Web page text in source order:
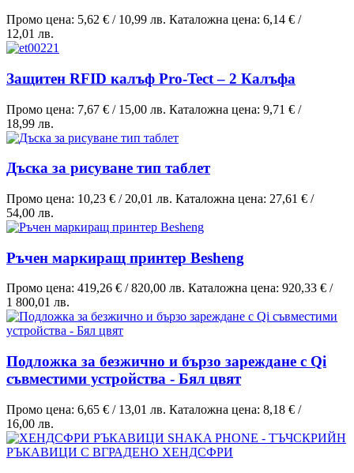
Промо цена: 5,62 € / 10,99 лв. Каталожна цена: 6,14 € /
12,01 лв.
Защитен RFID калъф Pro-Tect – 2 Калъфа
Промо цена: 7,67 € / 15,00 лв. Каталожна цена: 9,71 € /
18,99 лв.
Дъска за рисуване тип таблет
Промо цена: 10,23 € / 20,01 лв. Каталожна цена: 27,61 € /
54,00 лв.
Ръчен маркиращ принтер Besheng
Промо цена: 419,26 € /820,00 лв. Каталожна цена: 920,33 € /
1 800,01 лв.
Подложка за безжично и бързо зареждане с Qi
съвместими устройства - Бял цвят
Промо цена: 6,65 € / 13,01 лв. Каталожна цена: 8,18 € /
16,00 лв.